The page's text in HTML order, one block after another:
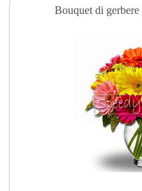
Bouquet di